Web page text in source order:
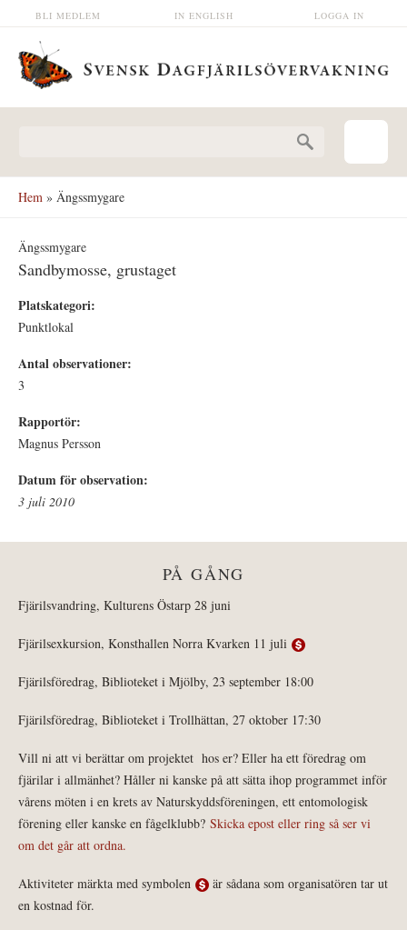
Hoppa till huvudinnehåll LOGGA IN
IN ENGLISH
BLI MEDLEM
Hem » Ängssmygare
Ängssmygare
Sandbymosse, grustaget
Platskategori:
Punktlokal
Antal observationer:
3
Rapportör:
Magnus Persson
Datum för observation:
3 juli 2010
PÅ GÅNG
Fjärilsvandring, Kulturens Östarp 28 juni
Fjärilsexkursion, Konsthallen Norra Kvarken 11 juli
Fjärilsföredrag, Biblioteket i Mjölby, 23 september 18:00
Fjärilsföredrag, Biblioteket i Trollhättan, 27 oktober 17:30
Vill ni att vi berättar om projektet hos er? Eller ha ett föredrag om
fjärilar i allmänhet? Håller ni kanske på att sätta ihop programmet inför
vårens möten i en krets av Naturskyddsföreningen, ett entomologisk
förening eller kanske en fågelklubb? Skicka epost eller ring så ser vi
om det går att ordna.
Aktiviteter märkta med symbolen
är sådana som organisatören tar ut
en kostnad för.